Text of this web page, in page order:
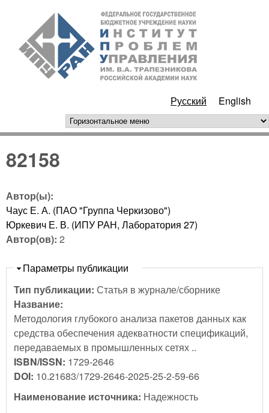
Перейти к основному
содержанию
РАН
Русский English
горизонтальное меню
82158
Автор(ы):
Чаус Е. А. (ПАО "Группа Черкизово")
Юркевич Е. В. (ИПУ РАН, Лаборатория 27)
Автор(ов): 2
Скрыть
Параметры публикации
Тип публикации: Статья в журнале/сборнике
Название:
Методология глубокого анализа пакетов данных как
средства обеспечения адекватности спецификаций,
передаваемых в промышленных сетях ..
ISBN/ISSN: 1729-2646
DOI: 10.21683/1729-2646-2025-25-2-59-66
Наименование источника: Надежность